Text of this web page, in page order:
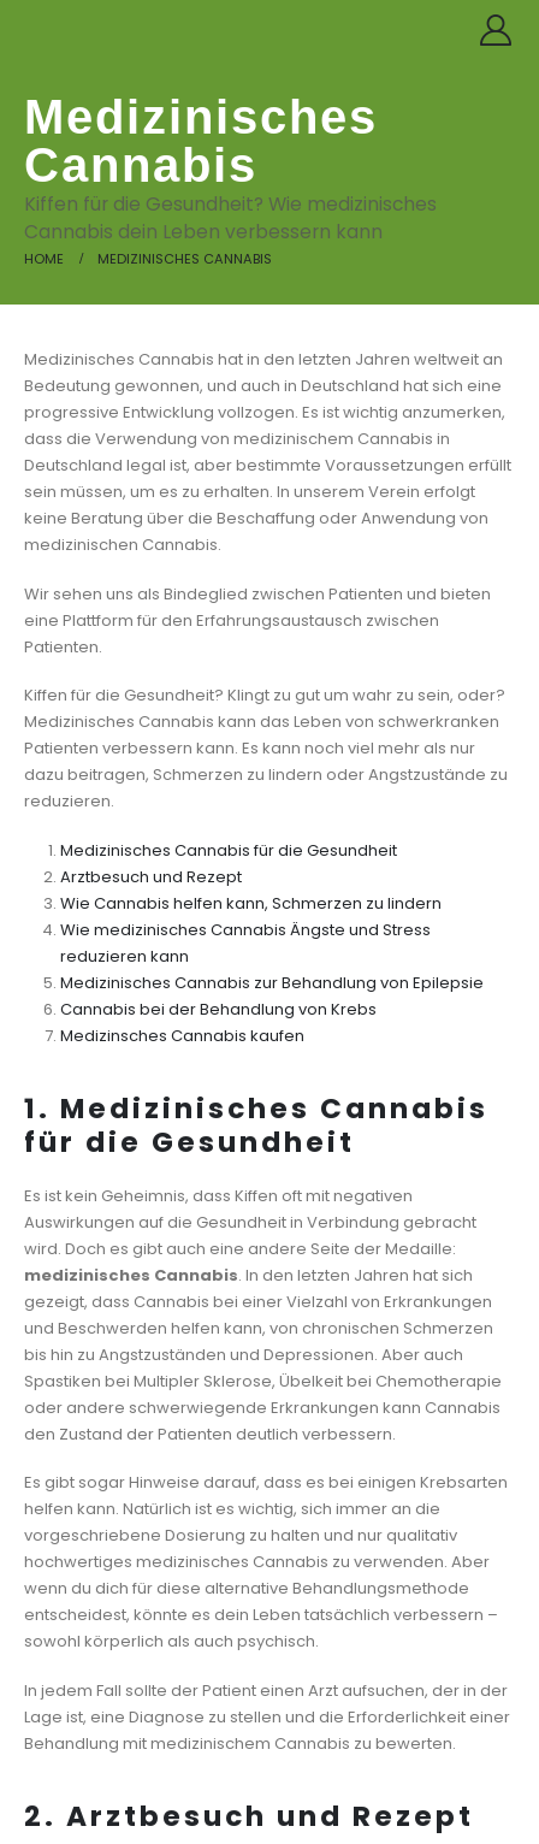
Medizinisches
Cannabis
Kiffen für die Gesundheit? Wie medizinisches
Cannabis dein Leben verbessern kann
HOME MEDIZINISCHES CANNABIS
Medizinisches Cannabis hat in den letzten Jahren weltweit an
Bedeutung gewonnen, und auch in Deutschland hat sich eine
progressive Entwicklung vollzogen. Es ist wichtig anzumerken,
dass die Verwendung von medizinischem Cannabis in
Deutschland legal ist, aber bestimmte Voraussetzungen erfüllt
sein müssen, um es zu erhalten. In unserem Verein erfolgt
keine Beratung über die Beschaffung oder Anwendung von
medizinischen Cannabis.
Wir sehen uns als Bindeglied zwischen Patienten und bieten
eine Plattform für den Erfahrungsaustausch zwischen
Patienten.
Kiffen für die Gesundheit? Klingt zu gut um wahr zu sein, oder?
Medizinisches Cannabis kann das Leben von schwerkranken
Patienten verbessern kann. Es kann noch viel mehr als nur
dazu beitragen, Schmerzen zu lindern oder Angstzustände zu
reduzieren.
Medizinisches Cannabis für die Gesundheit
Arztbesuch und Rezept
Wie Cannabis helfen kann, Schmerzen zu lindern
Wie medizinisches Cannabis Ängste und Stress
reduzieren kann
Medizinisches Cannabis zur Behandlung von Epilepsie
Cannabis bei der Behandlung von Krebs
Medizinsches Cannabis kaufen
1. Medizinisches Cannabis
für die Gesundheit
Es ist kein Geheimnis, dass Kiffen oft mit negativen
Auswirkungen auf die Gesundheit in Verbindung gebracht
wird. Doch es gibt auch eine andere Seite der Medaille:
medizinisches Cannabis. In den letzten Jahren hat sich
gezeigt, dass Cannabis bei einer Vielzahl von Erkrankungen
und Beschwerden helfen kann, von chronischen Schmerzen
bis hin zu Angstzuständen und Depressionen. Aber auch
Spastiken bei Multipler Sklerose, Übelkeit bei Chemotherapie
oder andere schwerwiegende Erkrankungen kann Cannabis
den Zustand der Patienten deutlich verbessern.
Es gibt sogar Hinweise darauf, dass es bei einigen Krebsarten
helfen kann. Natürlich ist es wichtig, sich immer an die
vorgeschriebene Dosierung zu halten und nur qualitativ
hochwertiges medizinisches Cannabis zu verwenden. Aber
wenn du dich für diese alternative Behandlungsmethode
entscheidest, könnte es dein Leben tatsächlich verbessern –
sowohl körperlich als auch psychisch.
In jedem Fall sollte der Patient einen Arzt aufsuchen, der in der
Lage ist, eine Diagnose zu stellen und die Erforderlichkeit einer
Behandlung mit medizinischem Cannabis zu bewerten.
2. Arztbesuch und Rezept